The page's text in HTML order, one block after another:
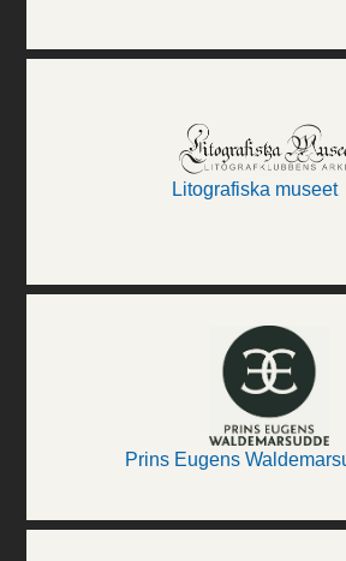
Litografiska museet
Prins Eugens